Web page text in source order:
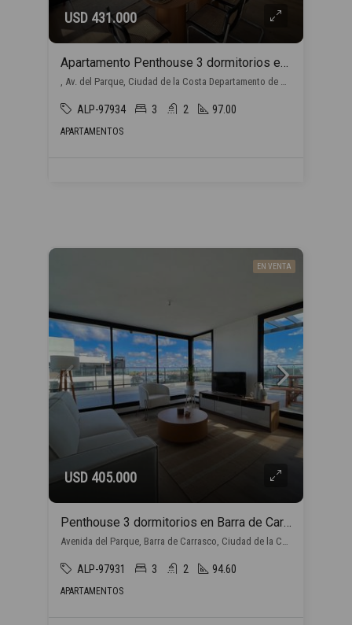
USD 431.000
Apartamento Penthouse 3 dormitorios en venta en Barra de Carrasco
, Av. del Parque, Ciudad de la Costa Departamento de Canelones, Uruguay, Barra de Carrasco, Ciudad de la Costa
ALP-97934 3 2 97.00
APARTAMENTOS
EN VENTA
USD 405.000
Penthouse 3 dormitorios en Barra de Carrasco
Avenida del Parque, Barra de Carrasco, Ciudad de la Costa
ALP-97931 3 2 94.60
APARTAMENTOS